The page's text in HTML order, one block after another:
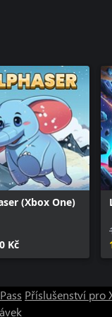
(Xbox One)
Kč
Příslušenství pro